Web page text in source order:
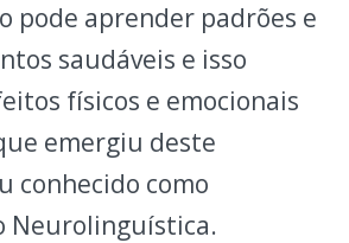
pode aprender padrões e
saudáveis e isso
físicos e emocionais
emergiu deste
conhecido como
Neurolinguística.